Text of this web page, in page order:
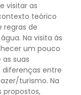
visitar as
teórico
regras de
Na visita às
um pouco
suas
entre
turismo. Na
propostos,